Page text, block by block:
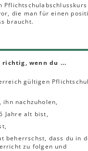
die man für einen
braucht.
richtig, wenn du ...
gültigen
nachzuholen,
Jahre alt bist,
beherrschst, dass du in
zu folgen und